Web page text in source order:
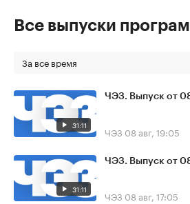
Все выпуски
За все время
31:11
ЧЭЗ. Выпуск от
ЧЭЗ 08 авг, 19:05
31:11
ЧЭЗ. Выпуск от
ЧЭЗ 08 авг, 17:05